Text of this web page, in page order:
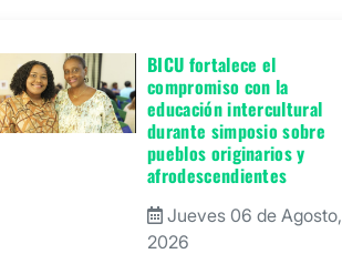
BICU fortalece el
compromiso con la
educación intercultural
durante simposio sobre
pueblos originarios y
afrodescendientes
Jueves 06 de Agosto,
2026